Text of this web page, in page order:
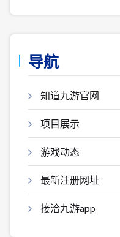
导航
知道九游官网
项目展示
游戏动态
最新注册网址
接洽九游app